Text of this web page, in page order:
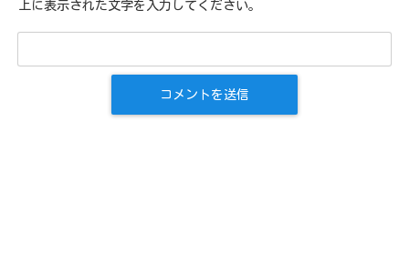
上に表示された文字を入力してください。